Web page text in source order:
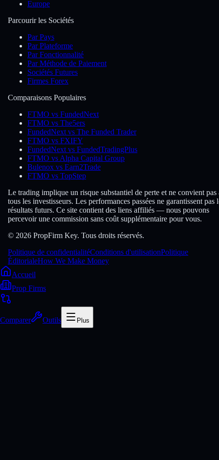
Europe
Parcourir les Sociétés
Par Pays
Par Plateforme
Par Fonctionnalité
Par Méthode de Paiement
Sociétés Futures
Firmes Forex
Comparaisons Populaires
FTMO vs FundedNext
FTMO vs The5ers
FundedNext vs The Funded Trader
FTMO vs FXIFY
FundedNext vs FundedTradingPlus
FTMO vs Alpha Capital Group
Bulenox vs Earn2Trade
FTMO vs TopStep
Le trading implique un risque substantiel de perte et ne convient pas
tous les investisseurs. Les performances passées ne garantissent pas
résultats futurs. Ce site contient des liens affiliés — nous pouvons
percevoir une commission sans coût supplémentaire pour vous.
© 2026 PropFirm Key. Tous droits réservés.
Politique de confidentialitéConditions d'utilisationPolitique
ÉditorialeHow We Make Money
Accueil
Prop Firms
Comparer Outils Plus